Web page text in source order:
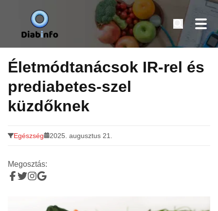
Tovább
tartalomra
Diabinfo.hu – Információk cukorbetegeknek
Életmódtanácsok IR-rel és
prediabetes-szel
küzdőknek
Egészség 2025. augusztus 21.
Megosztás: